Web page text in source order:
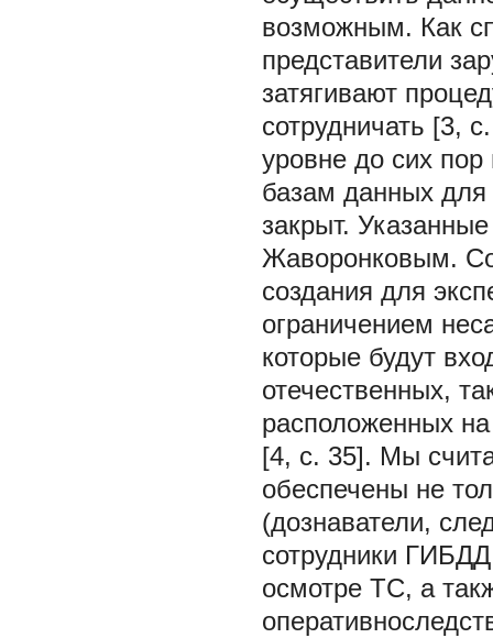
возможным. Как
представители
затягивают
сотрудничать [3,
уровне до сих
базам данных для
закрыт.
Жаворонковым.
создания для
ограничением
которые будут
отечественных,
расположенных
[4, с. 35]. Мы
обеспечены не
(дознаватели,
сотрудники
осмотре ТС, а